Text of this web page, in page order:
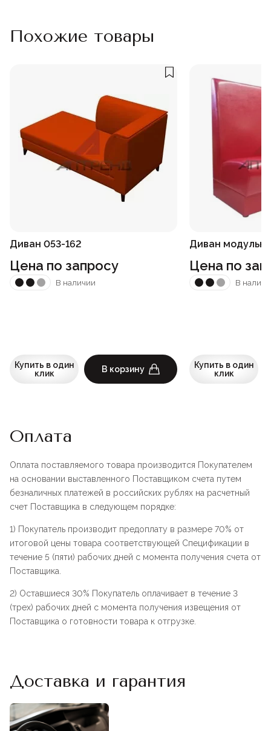
Похожие товары
Диван 053-162
Цена по запросу
В наличии
Купить в один
клик
В корзину
Диван
Цена по
В
Купить в один
клик
Оплата
Оплата поставляемого товара производится Покупателем
на основании выставленного Поставщиком счета путем
безналичных платежей в российских рублях на расчетный
счет Поставщика в следующем порядке:
1) Покупатель производит предоплату в размере 70% от
итоговой цены товара соответствующей Спецификации в
течение 5 (пяти) рабочих дней с момента получения счета от
Поставщика.
2) Оставшиеся 30% Покупатель оплачивает в течение 3
(трех) рабочих дней с момента получения извещения от
Поставщика о готовности товара к отгрузке.
Доставка и гарантия